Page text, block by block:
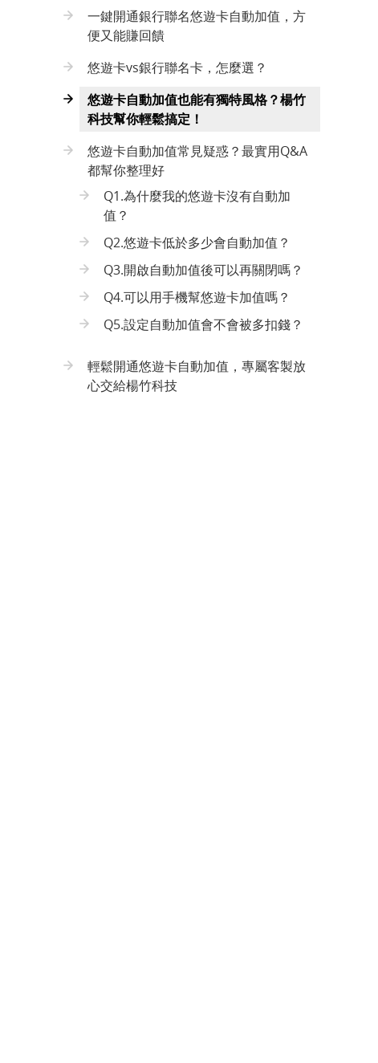
一鍵開通銀行聯名悠遊卡自動加值，方
便又能賺回饋
悠遊卡vs銀行聯名卡，怎麼選？
悠遊卡自動加值也能有獨特風格？楊竹
科技幫你輕鬆搞定！
悠遊卡自動加值常見疑惑？最實用Q&A
都幫你整理好
Q1.為什麼我的悠遊卡沒有自動加
值？
Q2.悠遊卡低於多少會自動加值？
Q3.開啟自動加值後可以再關閉嗎？
Q4.可以用手機幫悠遊卡加值嗎？
Q5.設定自動加值會不會被多扣錢？
輕鬆開通悠遊卡自動加值，專屬客製放
心交給楊竹科技